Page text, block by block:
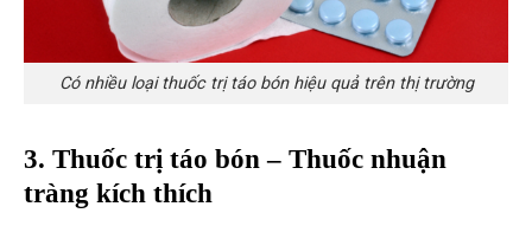
Có nhiều loại thuốc trị táo bón hiệu quả trên thị trường
3. Thuốc trị táo bón – Thuốc nhuận
tràng kích thích